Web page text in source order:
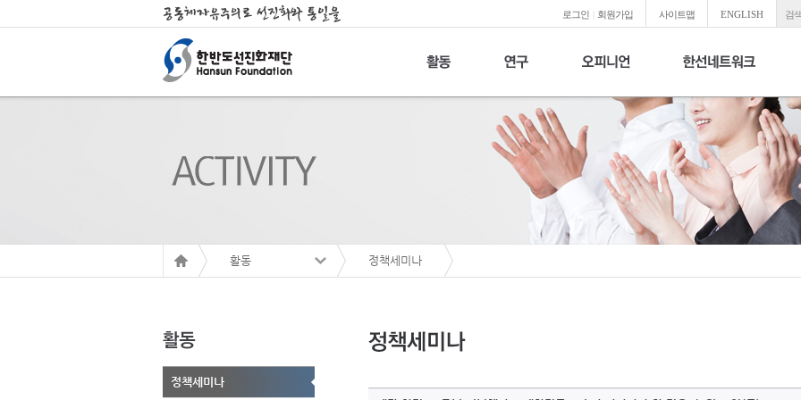
로그인 회원가입 사이트맵 ENGLISH 검
활동 정책세미나
정책세미나